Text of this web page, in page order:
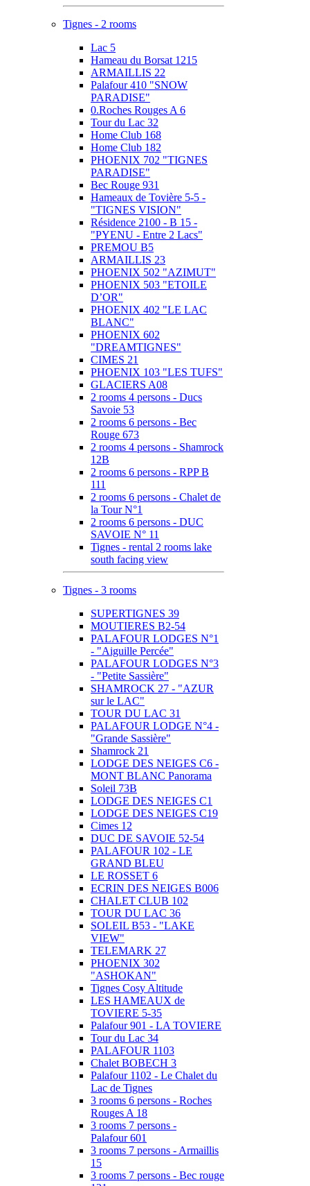
Tignes - 2 rooms
Lac 5
Hameau du Borsat 1215
ARMAILLIS 22
Palafour 410 "SNOW
PARADISE"
0.Roches Rouges A 6
Tour du Lac 32
Home Club 168
Home Club 182
PHOENIX 702 "TIGNES
PARADISE"
Bec Rouge 931
Hameaux de Tovière 5-5 -
"TIGNES VISION"
Résidence 2100 - B 15 -
"PYENU - Entre 2 Lacs"
PREMOU B5
ARMAILLIS 23
PHOENIX 502 "AZIMUT"
PHOENIX 503 "ETOILE
D’OR"
PHOENIX 402 "LE LAC
BLANC"
PHOENIX 602
"DREAMTIGNES"
CIMES 21
PHOENIX 103 "LES TUFS"
GLACIERS A08
2 rooms 4 persons - Ducs
Savoie 53
2 rooms 6 persons - Bec
Rouge 673
2 rooms 4 persons - Shamrock
12B
2 rooms 6 persons - RPP B
111
2 rooms 6 persons - Chalet de
la Tour N°1
2 rooms 6 persons - DUC
SAVOIE N° 11
Tignes - rental 2 rooms lake
south facing view
Tignes - 3 rooms
SUPERTIGNES 39
MOUTIERES B2-54
PALAFOUR LODGES N°1
- "Aiguille Percée"
PALAFOUR LODGES N°3
- "Petite Sassière"
SHAMROCK 27 - "AZUR
sur le LAC"
TOUR DU LAC 31
PALAFOUR LODGE N°4 -
"Grande Sassière"
Shamrock 21
LODGE DES NEIGES C6 -
MONT BLANC Panorama
Soleil 73B
LODGE DES NEIGES C1
LODGE DES NEIGES C19
Cimes 12
DUC DE SAVOIE 52-54
PALAFOUR 102 - LE
GRAND BLEU
LE ROSSET 6
ECRIN DES NEIGES B006
CHALET CLUB 102
TOUR DU LAC 36
SOLEIL B53 - "LAKE
VIEW"
TELEMARK 27
PHOENIX 302
"ASHOKAN"
Tignes Cosy Altitude
LES HAMEAUX de
TOVIERE 5-35
Palafour 901 - LA TOVIERE
Tour du Lac 34
PALAFOUR 1103
Chalet BOBECH 3
Palafour 1102 - Le Chalet du
Lac de Tignes
3 rooms 6 persons - Roches
Rouges A 18
3 rooms 7 persons -
Palafour 601
3 rooms 7 persons - Armaillis
15
3 rooms 7 persons - Bec rouge